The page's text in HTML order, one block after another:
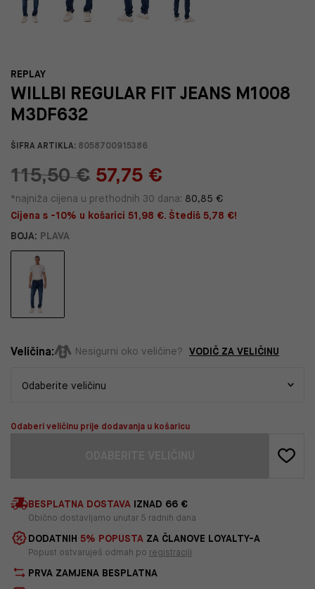
REPLAY
WILLBI REGULAR FIT JEANS M1008
M3DF632
ŠIFRA ARTIKLA: 8058700915386
115,50 € 57,75 €
*najniža cijena u prethodnih 30 dana: 80,85 €
Cijena s -10% u košarici 51,98 €. Štediš 5,78 €!
BOJA: PLAVA
Veličina: Nesigurni oko veličine? VODIČ ZA VELIČINU
Odaberi veličinu prije dodavanja u košaricu
BESPLATNA DOSTAVA IZNAD 66 €
Obično dostavljamo unutar 5 radnih dana
DODATNIH 5% POPUSTA ZA ČLANOVE LOYALTY-A
Popust ostvaruješ odmah po registraciji
PRVA ZAMJENA BESPLATNA